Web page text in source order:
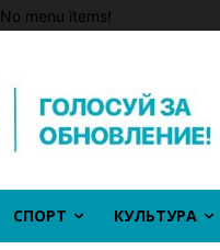
No menu items!
СПОРТ КУЛЬТУРА